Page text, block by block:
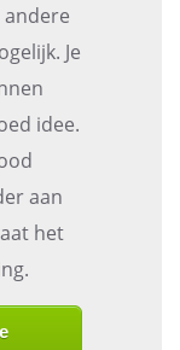
Je
idee.
aan
het